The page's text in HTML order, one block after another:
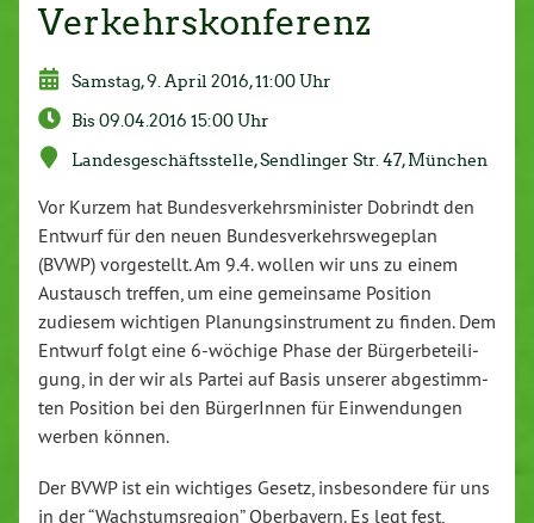
Verkehrskonferenz
Samstag, 9. April 2016, 11:00 Uhr
Bis 09.04.2016 15:00 Uhr
Lan­des­ge­schäfts­stel­le, Send­lin­ger Str. 47, München
Vor Kurzem hat Bun­des­ver­kehrs­mi­nis­ter Dobrindt den
Entwurf für den neuen Bun­des­ver­kehrs­we­ge­plan
(BVWP) vor­ge­stellt. Am 9.4. wollen wir uns zu einem
Austausch treffen, um eine ge­mein­sa­me Position
zudiesem wichtigen Pla­nungs­in­stru­ment zu finden. Dem
Entwurf folgt eine 6-wöchige Phase der Bür­ger­be­tei­li­
gung, in der wir als Partei auf Basis unserer ab­ge­stimm­
ten Position bei den Bür­ge­rIn­nen für Ein­wen­dun­gen
werben können.
Der BVWP ist ein wichtiges Gesetz, ins­be­son­de­re für uns
in der “Wachs­tums­re­gi­on” Ober­bay­ern. Es legt fest,